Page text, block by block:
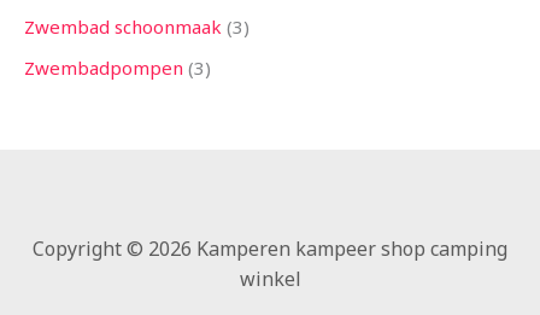
Zwembad schoonmaak 3
Zwembadpompen 3
Copyright © 2026 Kamperen kampeer shop camping
winkel